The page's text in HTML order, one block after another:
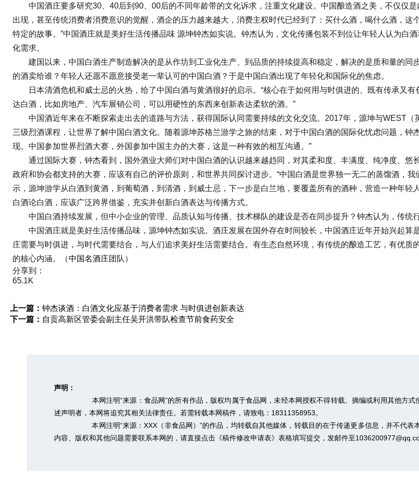
中国酒庄要多研究30、40后到90、00后的不同年龄带的文化诉求，注重文化建设。中国酿造酒之美，不仅仅是
出现，甚至传统消费者消费意识的觉醒，酒企的压力越来越大，消费主权时代已经到了：买什么酒，喝什么酒，
特定的故事。”中国酒庄就是美好生活传播品味 源坤钟杰如实说。钟杰认为，文化传播包装不到位让年轻人认为白
化需求。
建国以来，中国白酒生产制造解决的是从作坊到工业化生产、到品质的持续提高和稳定，解决的是质和量的同
的酒卖给谁？年轻人还愿不愿意接受老一辈认可的中国白酒？于是中国白酒出现了年轻化和国际化的焦虑。
日本清酒危机和威士忌的火热，给了中国白酒与黄酒很好的启示。“核心在于如何用与时俱进的、既有传承又有
达白酒，比如房地产、汽车展销公司，可以用硬性的东西来创新表达柔软的酒。”
中国酒近年来在不断探索走出去的道路与方法，获得国际认同需要持续的文化交流。2017年，源坤与WEST（
三级烈酒课程，让世界了解中国白酒文化。随着源坤苏格兰游学之旅的结束，对于中国白酒的国际化忧虑问题，
现。中国参加世界烈酒大赛，外国参加中国主办的大赛，这是一种有效的相互沟通。”
通过国际大赛，钟杰看到，国外酒业大师们对中国白酒的认识越来越趋同，对其柔和度、丰满度、纯净度、悠
政府和协会都支持的大赛，应该有自己的评价原则，和世界共同探讨进步。“中国白酒是世界独一无二的蒸馏酒，
示，源坤游学从白酒到黄酒，到葡萄酒，到清酒，到威士忌，下一步是白兰地，要覆盖所有的酒种，营造一种年
白酒论白酒，应该广泛跨界借鉴，充实并创新白酒表达与传播方式。
中国白酒持续发展，但中小企业的管理、品质认知与传播、技术梯队的建设是否在同步提升？钟杰认为，传统
中国酒庄就是美好生活传播品味，源坤钟杰如实说。酒庄发展在国外存在时间较长，中国酒庄近年开始兴起算
庄需要与时俱进，与时代需要结合，与人们追求美好生活需要结合。有生态自然环境，有传统的酿造工艺，有优
的核心内涵。（中国名酒庄团队）
分享到：
65.1K
上一篇： 钟杰谈酒：白酒文化应基于消费者需求 与时俱进创新表达
下一篇： 自贡高新区管委会副主任吴开洪带队检查节前食药安全
声明：
本网注明“来源：食品网”的所有作品，版权均属于食品网，未经本网授权不得转载、摘编或利用其他方
述声明者，本网将追究其相关法律责任。若需转载本网稿件，请致电：18311358953。
本网注明“来源：XXX（非食品网）”的作品，均转载自其他媒体，转载目的在于传递更多信息，并不代
内容、版权和其他问题需要联系本网的，请直接点击《稿件修改申请表》 表格填写提交，发邮件至